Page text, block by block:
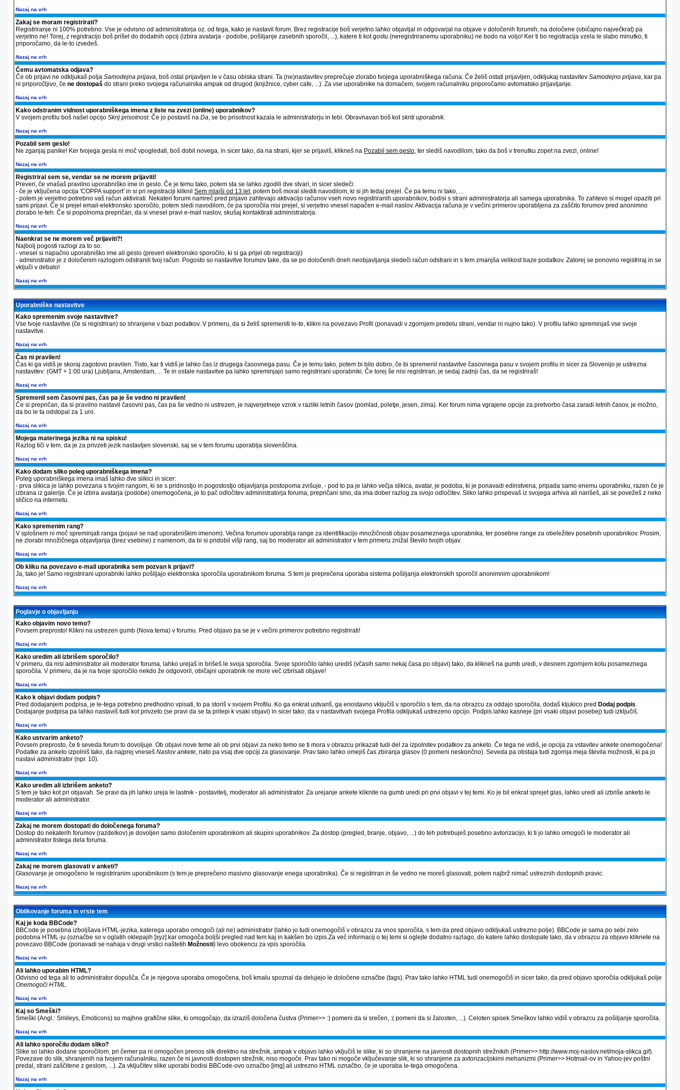
Nazaj na vrh
Zakaj se moram registrirati?
Registriranje ni 100% potrebno. Vse je odvisno od administratorja oz. od tega, kako je nastavil forum. Brez registracije boš verjetno lahko objavljal in odgovarjal na objave v določenih forumih, na določene (običajno največkrat) pa
verjetno ne! Torej, z registracijo boš prišel do dodatnih opcij (izbira avatarja - podobe, pošiljanje zasebnih sporočil, ...), katere ti kot gostu (neregistriranemu uporabniku) ne bodo na voljo! Ker ti bo registracija vzela le slabo minutko, ti
priporočamo, da le-to izvedeš.
Nazaj na vrh
Čemu avtomatska odjava?
Če ob prijavi ne odkljukaš polja Samodejna prijava, boš ostal prijavljen le v času obiska strani. Ta (ne)nastavitev preprečuje zlorabo tvojega uporabniškega računa. Če želiš ostati prijavljen, odkljukaj nastavitev Samodejno prijava, kar pa
ni priporočljivo, če ne dostopaš do strani preko svojega računalnika ampak od drugod (knjižnice, cyber cafe, ...). Za vse uporabnike na domačem, svojem računalniku priporočamo avtomatsko prijavljanje.
Nazaj na vrh
Kako odstranim vidnost uporabniškega imena z liste na zvezi (online) uporabnikov?
V svojem profilu boš našel opcijo Skrij prisotnost. Če jo postaviš na Da, se bo prisotnost kazala le administratorju in tebi. Obravnavan boš kotskriti uporabnik.
Nazaj na vrh
Pozabil sem geslo!
Ne zganjaj panike! Ker tvojega gesla ni moč vpogledati, boš dobil novega, in sicer tako, da na strani, kjer se prijaviš, klikneš na Pozabil sem geslo, ter slediš navodilom, tako da boš v trenutku zopet na zvezi, online!
Nazaj na vrh
Registriral sem se, vendar se ne morem prijaviti!
Preveri, če vnašaš pravilno uporabniško ime in geslo. Če je temu tako, potem sta se lahko zgodili dve stvari, in sicer sledeči:
- če je vključena opcija 'COPPA support' in si pri registraciji kliknil Sem mlajši od 13 let, potem boš moral slediti navodilom, ki si jih tedaj prejel. Če pa temu ni tako, ...
- potem je verjetno potrebno vaš račun aktivirati. Nekateri forumi namreč pred prijavo zahtevajo aktivacijo računov vseh novo registriranih uporabnikov, bodisi s strani administratorja ali samega uporabnika. To zahtevo si mogel opaziti pri
sami prijavi. Če si prejel email-elektronsko sporočilo, potem sledi navodilom, če pa sporočila nisi prejel, si verjetno vnesel napačen e-mail naslov. Aktivacija računa je v večini primerov uporabljena za zaščito forumov pred anonimno
zlorabo le-teh. Če si popolnoma prepričan, da si vnesel pravi e-mail naslov, skušaj kontaktirati administratorja.
Nazaj na vrh
Naenkrat se ne morem več prijaviti?!
Najbolj pogosti razlogi za to so:
- vnesel si napačno uporabniško ime ali geslo (preveri elektronsko sporočilo, ki si ga prijel ob registraciji)
- administrator je z določenim razlogom odstranili tvoj račun. Pogosto so nastavitve forumov take, da se po določenih dneh neobjavljanja sledeči račun odstrani in s tem zmanjša velikost baze podatkov. Zatorej se ponovno registriraj in se
vključi v debato!
Nazaj na vrh
Uporabniške nastavitve
Kako spremenim svoje nastavitve?
Vse tvoje nastavitve (če si registriran) so shranjene v bazi podatkov. V primeru, da si želiš spremeniti le-te, klikni na povezavo Profil (ponavadi v zgornjem predelu strani, vendar ni nujno tako). V profilu lahko spreminjaš vse svoje
nastavitve.
Nazaj na vrh
Čas ni pravilen!
Čas ki ga vidiš je skoraj zagotovo pravilen. Tisto, kar ti vidiš je lahko čas iz drugega časovnega pasu. Če je temu tako, potem bi bilo dobro, če bi spremenil nastavitve časovnega pasu v svojem profilu in sicer za Slovenijo je ustrezna
nastavitev: (GMT + 1:00 ura) Ljubljana, Amsterdam, ... Te in ostale nastavitve pa lahko spreminjajo samo registrirani uporabniki. Če torej še nisi registriran, je sedaj zadnji čas, da se registriraš!
Nazaj na vrh
Spremenil sem časovni pas, čas pa je še vedno ni pravilen!
Če si prepričan, da si pravilno nastavil časovni pas, čas pa še vedno ni ustrezen, je najverjetneje vzrok v razliki letnih časov (pomlad, poletje, jesen, zima). Ker forum nima vgrajene opcije za pretvorbo časa zaradi letnih časov, je možno,
da bo le ta odstopal za 1 uro.
Nazaj na vrh
Mojega materinega jezika ni na spisku!
Razlog tiči v tem, da je za privzeti jezik nastavljen slovenski, saj se v tem forumu uporablja slovenščina.
Nazaj na vrh
Kako dodam sliko poleg uporabniškega imena?
Poleg uporabniškega imena imaš lahko dve slikici in sicer:
- prva slikica je lahko povezana s tvojim rangom, ki se s pridnostjo in pogostostjo objavljanja postopoma zvišuje, - pod to pa je lahko večja slikica, avatar, je podoba, ki je ponavadi edinstvena, pripada samo enemu uporabniku, razen če je
izbrana iz galerije. Če je izbira avatarja (podobe) onemogočena, je to pač odločitev administratorja foruma, prepričani smo, da ima dober razlog za svojo odločitev. Sliko lahko prispevaš iz svojega arhiva ali narišeš, ali se povežeš z neko
sličico na internetu.
Nazaj na vrh
Kako spremenim rang?
V splošnem ni moč spreminjati ranga (pojavi se nad uporabniškim imenom). Večina forumov uporablja range za identifikacijo množičnosti objav posameznega uporabnika, ter posebne range za obeležitev posebnih uporabnikov. Prosim,
ne zlorabi množičnega objavljanja (brez vsebine) z namenom, da bi si pridobil višji rang, saj bo moderator ali administrator v tem primeru znižal število tvojih objav.
Nazaj na vrh
Ob kliku na povezavo e-mail uporabnika sem pozvan k prijavi?
Ja, tako je! Samo registrirani uporabniki lahko pošiljajo elektronska sporočila uporabnikom foruma. S tem je preprečena uporaba sistema pošiljanja elektronskih sporočil anonimnim uporabnikom!
Nazaj na vrh
Poglavje o objavljanju
Kako objavim novo temo?
Povsem preprosto! Klikni na ustrezen gumb (Nova tema) v forumu. Pred objavo pa se je v večini primerov potrebno registrirati!
Nazaj na vrh
Kako uredim ali izbrišem sporočilo?
V primeru, da nisi administrator ali moderator foruma, lahko urejaš in brišeš le svoja sporočila. Svoje sporočilo lahko urediš (včasih samo nekaj časa po objavi) tako, da klikneš na gumb uredi, v desnem zgornjem kotu posameznega
sporočila. V primeru, da je na tvoje sporočilo nekdo že odgovoril, običajni uporabnik ne more več izbrisati objave!
Nazaj na vrh
Kako k objavi dodam podpis?
Pred dodajanjem podpisa, je le-tega potrebno predhodno vpisati, to pa storiš v svojem Profilu. Ko ga enkrat ustvariš, ga enostavno vključiš v sporočilo s tem, da na obrazcu za oddajo sporočila, dodaš kljukico pred Dodaj podpis.
Dodajanje podpisa pa lahko nastaviš tudi kot privzeto (se pravi da se ta prilepi k vsaki objavi) in sicer tako, da v nastavitvah svojega Profila odkljukaš ustrezeno opcijo. Podpis lahko kasneje (pri vsaki objavi posebej) tudi izključiš.
Nazaj na vrh
Kako ustvarim anketo?
Povsem preprosto, če ti seveda forum to dovoljuje. Ob objavi nove teme ali ob prvi objavi za neko temo se ti mora v obrazcu prikazati tudi del za izpolnitev podatkov za anketo. Če tega ne vidiš, je opcija za vstavitev ankete onemogočena!
Podatke za anketo izpolniš tako, da najprej vneseš Naslov ankete, nato pa vsaj dve opciji za glasovanje. Prav tako lahko omejiš čas zbiranja glasov (0 pomeni neskončno). Seveda pa obstaja tudi zgornja meja števila možnosti, ki pa jo
nastavi administrator (npr. 10).
Nazaj na vrh
Kako uredim ali izbrišem anketo?
S tem je tako kot pri objavah. Se pravi da jih lahko ureja le lastnik - postavitelj, moderator ali administrator. Za urejanje ankete kliknite na gumb uredi pri prvi objavi v tej temi. Ko je bil enkrat sprejet glas, lahko uredi ali izbriše anketo le
moderator ali administrator.
Nazaj na vrh
Zakaj ne morem dostopati do določenega foruma?
Dostop do nekaterih forumov (razdelkov) je dovoljen samo določenim uporabnikom ali skupini uporabnikov. Za dostop (pregled, branje, objavo, ...) do teh potrebuješ posebno avtorizacijo, ki ti jo lahko omogoči le moderator ali
administrator tistega dela foruma.
Nazaj na vrh
Zakaj ne morem glasovati v anketi?
Glasovanje je omogočeno le registriranim uporabnikom (s tem je preprečeno masivno glasovanje enega uporabnika). Če si registriran in še vedno ne moreš glasovati, potem najbrž nimač ustreznih dostopnih pravic.
Nazaj na vrh
Oblikovanje foruma in vrste tem
Kaj je koda BBCode?
BBCode je posebna izboljšava HTML-jezika, katerega uporabo omogoči (ali ne) administrator (lahko jo tudi onemogočiš v obrazcu za vnos sporočila, s tem da pred objavo odkljukaš ustrezno polje). BBCode je sama po sebi zelo
podobna HTML-ju (označbe so v oglatih oklepajih [xyz] kar omogoča boljši pregled nad tem kaj in kakšen bo izpis.Za več informacij o tej temi si oglejte dodatno razlago, do katere lahko dostopate tako, da v obrazcu za objavo kliknete na
povezavo BBCode (ponavadi se nahaja v drugi vrstici naštetih Možnosti) levo obokencu za vpis sporočila.
Nazaj na vrh
Ali lahko uporabim HTML?
Odvisno od tega ali to administrator dopušča. Če je njegova uporaba omogočena, boš kmalu spoznal da delujejo le določene označbe (tags). Prav tako lahko HTML tudi onemogočiš in sicer tako, da pred objavo sporočila odkljukaš polje
Onemogoči HTML.
Nazaj na vrh
Kaj so Smeški?
Smeški (Angl.: Smileys, Emoticons) so majhne grafične slike, ki omogočajo, da izraziš določena čustva (Primer>> :) pomeni da si srečen, :( pomeni da si žalosten, ...). Celoten spisek Smeškov lahko vidiš v obrazcu za pošiljanje sporočila.
Nazaj na vrh
Ali lahko sporočilu dodam sliko?
Slike so lahko dodane sporočilom, pri čemer pa ni omogočen prenos slik direktno na strežnik, ampak v objavo lahko vključiš le slike, ki so shranjene na javnosti dostopnih strežnikih (Primer>> http://www.moj-naslov.net/moja-slikca.gif).
Povezave do slik, shranjenih na tvojem računalniku, razen če ni javnosti dostopen strežnik, niso mogoče. Prav tako ni mogoče vključevanje slik, ki so shranjene za avtorizacijskimi mehanizmi (Primer>> Hotmail-ov in Yahoo-jev poštni
predal, strani zaščitene z geslom, ...). Za vključitev slike uporabi bodisi BBCode-ovo označbo [img] ali ustrezno HTML označbo, če je uporaba le-tega omogočena.
Nazaj na vrh